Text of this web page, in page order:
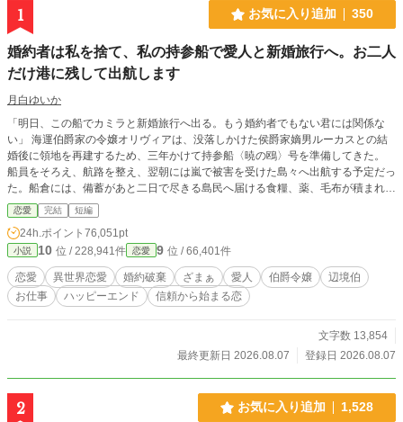
1 お気に入り追加 350
婚約者は私を捨て、私の持参船で愛人と新婚旅行へ。お二人
だけ港に残して出航します
月白ゆいか
「明日、この船でカミラと新婚旅行へ出る。もう婚約者でもない君には関係な
い」 海運伯爵家の令嬢オリヴィアは、没落しかけた侯爵家嫡男ルーカスとの結
婚後に領地を再建するため、三年かけて持参船〈暁の鴎〉号を準備してきた。
船員をそろえ、航路を整え、翌朝には嵐で被害を受けた島々へ出航する予定だっ
た。船倉には、備蓄があと二日で尽きる島民へ届ける食糧、薬、毛布が積まれて
いる。 ところが出航前日、港へ着いたオリヴィアが見たのは、船から降ろされ
る救援物資と、代わりに積み込まれる衣装箱、酒樽、鏡台、長椅子だった。 船
上にはルーカスと、その愛人カミラがいる。 ルーカスはオリヴィアとの婚約を
一方的に解消し、カミラとの婚礼と新婚旅行、さらに自分の私的事業へ〈暁の
鴎〉号を使うと告げた。 「この毛布、少し獣臭いのですもの」 カミラも救援物
資を邪魔扱いし、自分の衣装と家具を優先する。 けれどルーカスは、大切な二
つの事実を軽んじていた。 〈暁の鴎〉号は、結婚が成立するまではオリヴィア
先を治めるフレデリック辺境伯は、島の備蓄があと二日だと伝えても、オリヴィ
を積み戻し、翌朝、予定どおり出航すると宣言した。 それでもルーカスは、招
待客の前ならオリヴィアは逆らえないと考え、新婚旅行の出航式を強行する。
「錨を上げろ。出航だ！」 しかし、船員は誰一人動かなかった。 これは、自分
恋愛 完結 短編
24h.ポイント 76,051pt
小説 10 位 / 228,941件 恋愛 9 位 / 66,401件
恋愛 異世界恋愛 婚約破棄 ざまぁ 愛人 伯爵令嬢
辺境伯
お仕事
ハッピーエンド 信頼から始まる恋
文字数 13,854
最終更新日 2026.08.07
登録日 2026.08.07
2 お気に入り追加 1,528